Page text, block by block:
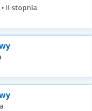
II stopnia